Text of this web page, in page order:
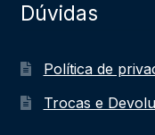
Dúvidas
Política de
Trocas e